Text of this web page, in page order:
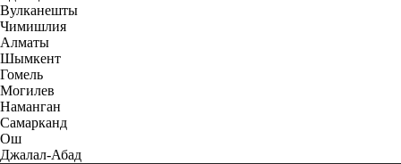
Вулканешты
Чимишлия
Алматы
Шымкент
Гомель
Могилев
Наманган
Самарканд
Ош
Джалал-Абад